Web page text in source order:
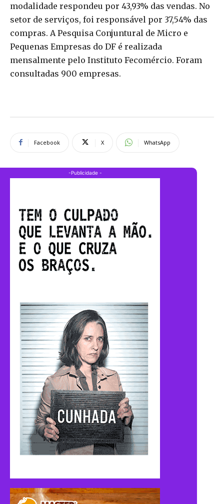
modalidade respondeu por 43,93% das vendas. No
setor de serviços, foi responsável por 37,54% das
compras. A Pesquisa Conjuntural de Micro e
Pequenas Empresas do DF é realizada
mensalmente pelo Instituto Fecomércio. Foram
consultadas 900 empresas.
Facebook X WhatsApp
-Publicidade -